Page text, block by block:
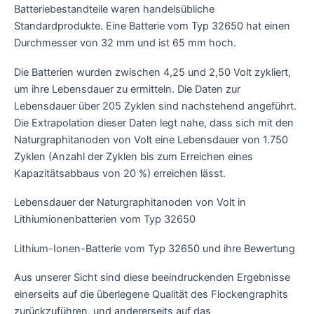
Batteriebestandteile waren handelsübliche
Standardprodukte. Eine Batterie vom Typ 32650 hat einen
Durchmesser von 32 mm und ist 65 mm hoch.
Die Batterien wurden zwischen 4,25 und 2,50 Volt zykliert,
um ihre Lebensdauer zu ermitteln. Die Daten zur
Lebensdauer über 205 Zyklen sind nachstehend angeführt.
Die Extrapolation dieser Daten legt nahe, dass sich mit den
Naturgraphitanoden von Volt eine Lebensdauer von 1.750
Zyklen (Anzahl der Zyklen bis zum Erreichen eines
Kapazitätsabbaus von 20 %) erreichen lässt.
Lebensdauer der Naturgraphitanoden von Volt in
Lithiumionenbatterien vom Typ 32650
Lithium-Ionen-Batterie vom Typ 32650 und ihre Bewertung
Aus unserer Sicht sind diese beeindruckenden Ergebnisse
einerseits auf die überlegene Qualität des Flockengraphits
zurückzuführen, und andererseits auf das